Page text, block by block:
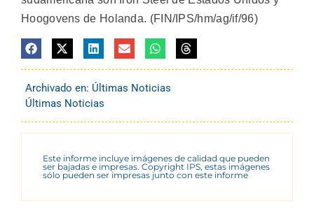
Hoogovens de Holanda. (FIN/IPS/hm/ag/if/96)
Archivado en: Últimas Noticias
Últimas Noticias
Este informe incluye imágenes de calidad que pueden
ser bajadas e impresas. Copyright IPS, estas imágenes
sólo pueden ser impresas junto con este informe